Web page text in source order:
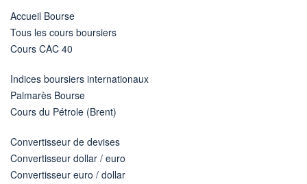
Accueil Bourse
Tous les cours boursiers
Cours CAC 40
Indices boursiers internationaux
Palmarès Bourse
Cours du Pétrole (Brent)
Convertisseur de devises
Convertisseur dollar / euro
Convertisseur euro / dollar